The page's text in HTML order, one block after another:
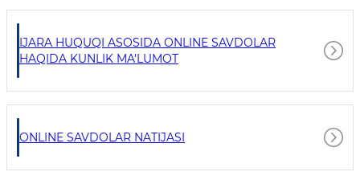
IJARA HUQUQI ASOSIDA ONLINE SAVDOLAR
HAQIDA KUNLIK MA'LUMOT
ONLINE SAVDOLAR NATIJASI